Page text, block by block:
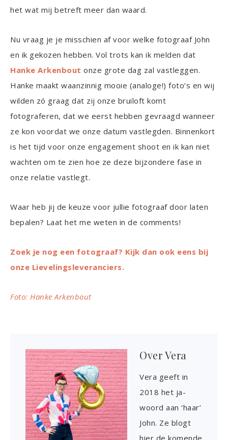
het wat mij betreft meer dan waard.
Nu vraag je je misschien af voor welke fotograaf John
en ik gekozen hebben. Vol trots kan ik melden dat
Hanke Arkenbout onze grote dag zal vastleggen.
Hanke maakt waanzinnig mooie (analoge!) foto’s en wij
wilden zó graag dat zij onze bruiloft komt
fotograferen, dat we eerst hebben gevraagd wanneer
ze kon voordat we onze datum vastlegden. Binnenkort
is het tijd voor onze engagement shoot en ik kan niet
wachten om te zien hoe ze deze bijzondere fase in
onze relatie vastlegt.
Waar heb jij de keuze voor jullie fotograaf door laten
bepalen? Laat het me weten in de comments!
Zoek je nog een fotograaf? Kijk dan ook eens bij
onze Lievelingsleveranciers.
Foto: Hanke Arkenbout
OverVera
Vera geeft in
2018 het ja-
woord aan ‘haar’
John. Ze blogt
hier de komende